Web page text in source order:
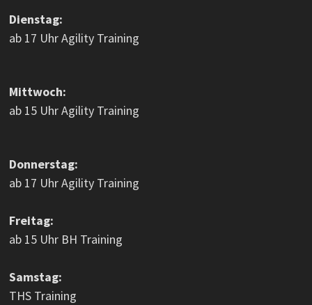
Dienstag:
ab 17 Uhr Agility Training
Mittwoch:
ab 15 Uhr Agility Training
Donnerstag:
ab 17 Uhr Agility Training
Freitag:
ab 15 Uhr BH Training
Samstag:
THS Training